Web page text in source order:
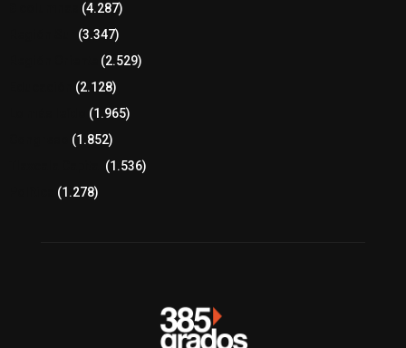
(4.287)
(3.347)
(2.529)
(2.128)
(1.965)
(1.852)
(1.536)
(1.278)